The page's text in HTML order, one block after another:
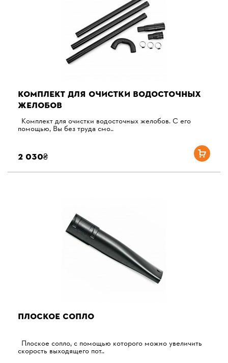
КОМПЛЕКТ ДЛЯ ОЧИСТКИ ВОДОСТОЧНЫХ
ЖЕЛОБОВ
Комплект для очистки водосточных желобов. С его
помощью, Вы без труда смо..
2 030₴
ПЛОСКОЕ СОПЛО
Плоское сопло, с помощью которого можно увеличить
скорость выходящего пот..